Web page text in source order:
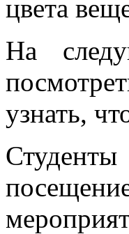
цвета
На
узнать,